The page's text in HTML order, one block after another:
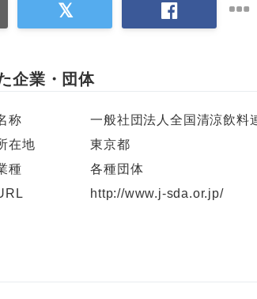
企業・団体
称
一般社団法人全国清涼飲料
在地
東京都
種
各種団体
http://www.j-sda.or.jp/